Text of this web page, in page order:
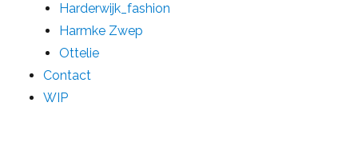
Harderwijk_fashion
Harmke Zwep
Ottelie
Contact
WIP